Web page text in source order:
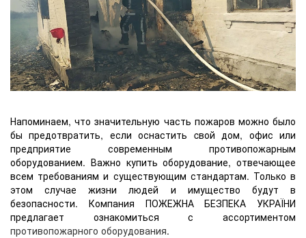
Напоминаем, что значительную часть пожаров можно было
бы предотвратить, если оснастить cвой дом, офис или
предприятие современным противопожарным
оборудованием. Важно купить оборудование, отвечающее
всем требованиям и существующим стандартам. Только в
этом случае жизни людей и имущество будут в
безопасности. Компания ПОЖЕЖНА БЕЗПЕКА УКРАЇНИ
предлагает ознакомиться с ассортиментом
противопожарного оборудования.